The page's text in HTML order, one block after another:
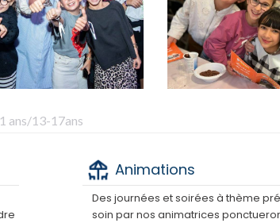
ans/13-17ans
Animations
Des journées et soirées à thème
soin par nos animatrices